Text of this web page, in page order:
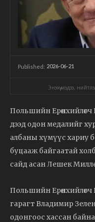
Published: 2026-06-21
Энэхүү мэдээ,
Польшийн
дээд одон медалийг
албаны хүмүүс хариу
буцааж байгаатай
сайд асан Лешек
Польшийн
гарагт Владимир
одонгоос хассан